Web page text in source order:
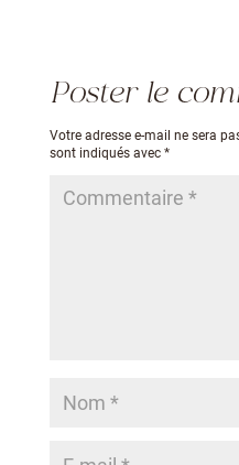
Poster le
Votre adresse e-mail ne sera
sont indiqués avec *